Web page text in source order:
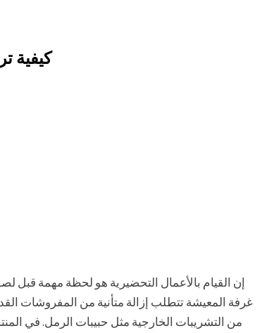
كيفية
إن القيام بالأعمال التحضيرية هو لحظة مهمة قبل
غرفة المعيشة تتطلب إزالة متأنية من المفروشات
من التشريبات الخارجية مثل حبيبات الرمل. في